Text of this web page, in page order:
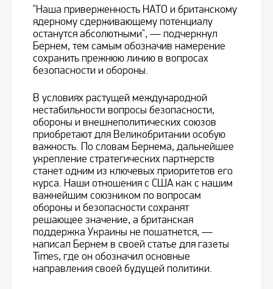
"Наша приверженность НАТО и британскому
ядерному сдерживающему потенциалу
останутся абсолютными", — подчеркнул
Бернем, тем самым обозначив намерение
сохранить прежнюю линию в вопросах
безопасности и обороны.
В условиях растущей международной
нестабильности вопросы безопасности,
обороны и внешнеполитических союзов
приобретают для Великобритании особую
важность. По словам Бернема, дальнейшее
укрепление стратегических партнерств
станет одним из ключевых приоритетов его
курса. Наши отношения с США как с нашим
важнейшим союзником по вопросам
обороны и безопасности сохранят
решающее значение, а британская
поддержка Украины не пошатнется, —
написал Бернем в своей статье для газеты
Times, где он обозначил основные
направления своей будущей политики.